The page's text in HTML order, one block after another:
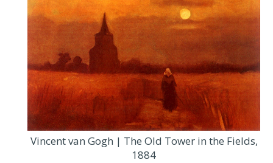
Vincent van Gogh | The Old Tower in the Fields,
1884